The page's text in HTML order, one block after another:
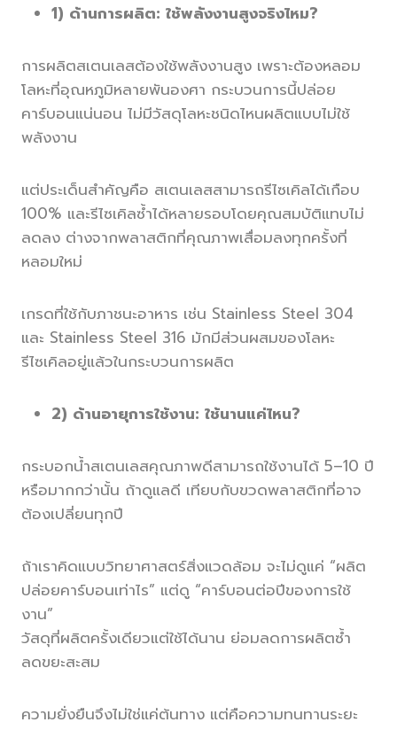
1) ด้านการผลิต: ใช้พลังงานสูงจริงไหม?
การผลิตสเตนเลสต้องใช้พลังงานสูง เพราะต้องหลอม
โลหะที่อุณหภูมิหลายพันองศา กระบวนการนี้ปล่อย
คาร์บอนแน่นอน ไม่มีวัสดุโลหะชนิดไหนผลิตแบบไม่ใช้
พลังงาน
แต่ประเด็นสำคัญคือ สเตนเลสสามารถรีไซเคิลได้เกือบ
100% และรีไซเคิลซ้ำได้หลายรอบโดยคุณสมบัติแทบไม่
ลดลง ต่างจากพลาสติกที่คุณภาพเสื่อมลงทุกครั้งที่
หลอมใหม่
เกรดที่ใช้กับภาชนะอาหาร เช่น Stainless Steel 304
และ Stainless Steel 316 มักมีส่วนผสมของโลหะ
รีไซเคิลอยู่แล้วในกระบวนการผลิต
2) ด้านอายุการใช้งาน: ใช้นานแค่ไหน?
กระบอกน้ำสเตนเลสคุณภาพดีสามารถใช้งานได้ 5–10 ปี
หรือมากกว่านั้น ถ้าดูแลดี เทียบกับขวดพลาสติกที่อาจ
ต้องเปลี่ยนทุกปี
ถ้าเราคิดแบบวิทยาศาสตร์สิ่งแวดล้อม จะไม่ดูแค่ “ผลิต
ปล่อยคาร์บอนเท่าไร” แต่ดู “คาร์บอนต่อปีของการใช้
งาน”
วัสดุที่ผลิตครั้งเดียวแต่ใช้ได้นาน ย่อมลดการผลิตซ้ำ
ลดขยะสะสม
ความยั่งยืนจึงไม่ใช่แค่ต้นทาง แต่คือความทนทานระยะ